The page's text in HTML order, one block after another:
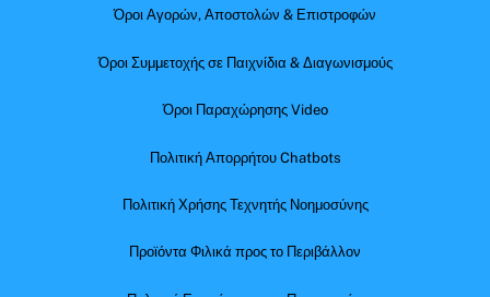
Όροι Αγορών, Αποστολών & Επιστροφών
Όροι Συμμετοχής σε Παιχνίδια & Διαγωνισμούς
Όροι Παραχώρησης Video
Πολιτική Απορρήτου Chatbots
Πολιτική Χρήσης Τεχνητής Νοημοσύνης
Προϊόντα Φιλικά προς το Περιβάλλον